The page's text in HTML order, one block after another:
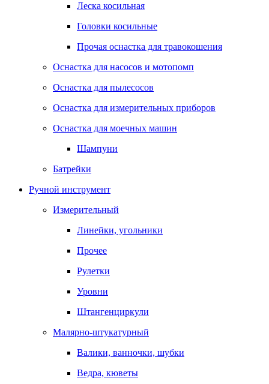
Леска косильная
Головки косильные
Прочая оснастка для травокошения
Оснастка для насосов и мотопомп
Оснастка для пылесосов
Оснастка для измерительных приборов
Оснастка для моечных машин
Шампуни
Батрейки
Ручной инструмент
Измерительный
Линейки, угольники
Прочее
Рулетки
Уровни
Штангенциркули
Малярно-штукатурный
Валики, ванночки, шубки
Ведра, кюветы